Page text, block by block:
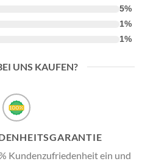
5%
1%
1%
UNS KAUFEN?
Kundenzufriedenheit ein und